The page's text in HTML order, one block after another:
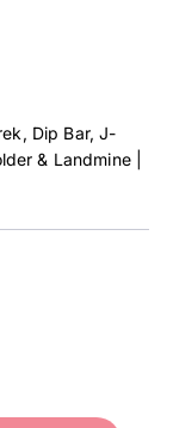
Dip Bar, J-
& Landmine |